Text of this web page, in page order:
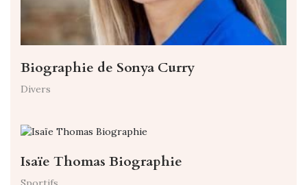
Biographie de Sonya Curry
Divers
Isaïe Thomas Biographie